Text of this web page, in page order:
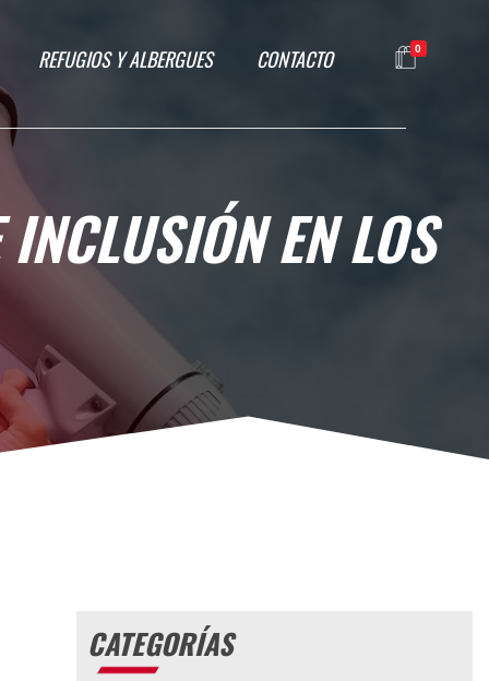
REFUGIOS Y ALBERGUES CONTACTO 0
EN LOS
CATEGORÍAS